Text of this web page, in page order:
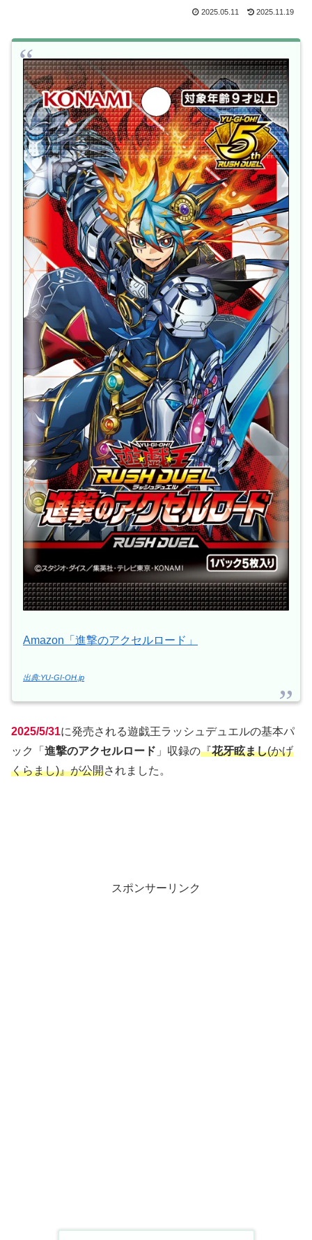
2025.05.11 2025.11.19
Amazon「進撃のアクセルロード」
出典:YU-GI-OH.jp
2025/5/31に発売される遊戯王ラッシュデュエルの基本パ
ック「 進撃のアクセルロード 」収録の『花牙眩まし(かげ
くらまし)』が公開されました。
スポンサーリンク